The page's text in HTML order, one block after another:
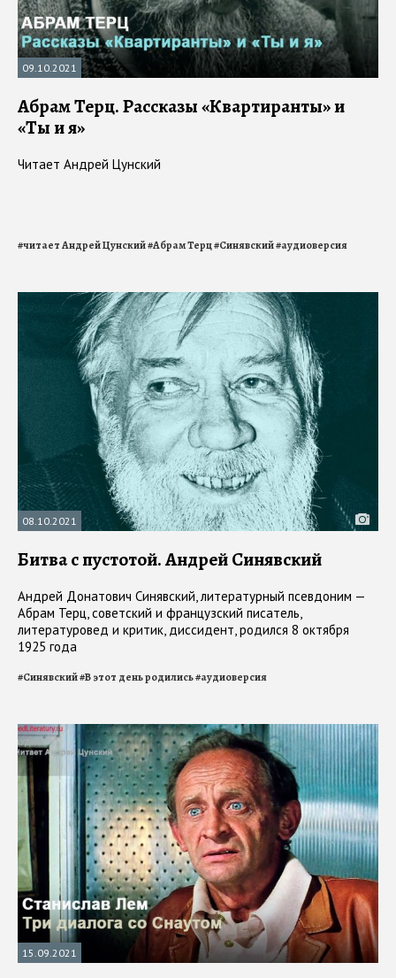
09.10.2021
Абрам Терц. Рассказы «Квартиранты» и
«Ты и я»
Читает Андрей Цунский
#читает Андрей Цунский#Абрам Терц#Синявский#аудиоверсия
08.10.2021
Битва с пустотой. Андрей Синявский
Андрей Донатович Синявский, литературный псевдоним —
Абрам Терц, советский и французский писатель,
литературовед и критик, диссидент, родился 8 октября
1925 года
#Синявский#В этот день родились#аудиоверсия
15.09.2021